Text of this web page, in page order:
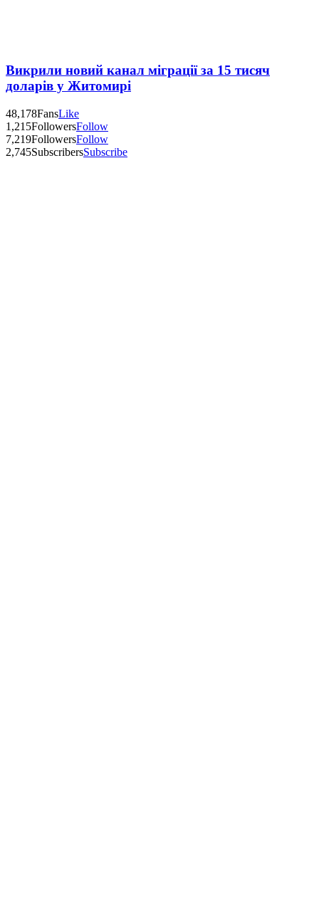
Викрили новий канал міграції за 15 тисяч
доларів у Житомирі
48,178FansLike
1,215FollowersFollow
7,219FollowersFollow
2,745SubscribersSubscribe